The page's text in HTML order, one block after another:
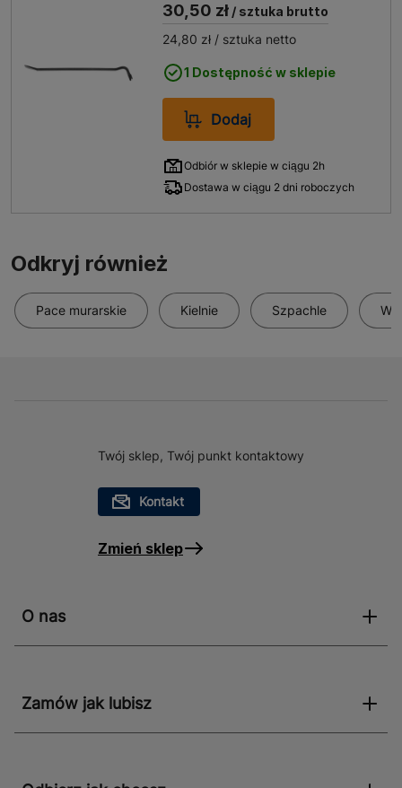
30,50 zł / sztuka brutto
24,80 zł / sztuka netto
1 Dostępność w sklepie
Dodaj
Odbiór w sklepie w ciągu 2h
Dostawa w ciągu 2 dni roboczych
Odkryj również
Pace murarskie Kielnie Szpachle
Twój sklep, Twój punkt kontaktowy
Kontakt
Zmień sklep
O nas
Zamów jak lubisz